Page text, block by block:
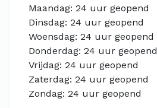
Maandag: 24 uur geopend
Dinsdag: 24 uur geopend
Woensdag: 24 uur geopend
Donderdag: 24 uur geopend
Vrijdag: 24 uur geopend
Zaterdag: 24 uur geopend
Zondag: 24 uur geopend